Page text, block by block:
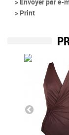
> Print